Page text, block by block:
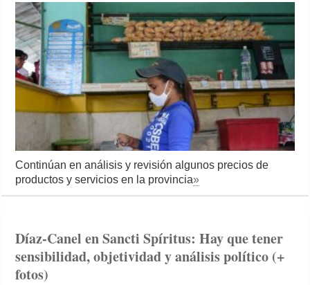
Continúan en análisis y revisión algunos precios de
productos y servicios en la provincia»
Díaz-Canel en Sancti Spíritus: Hay que tener
sensibilidad, objetividad y análisis político (+
fotos)